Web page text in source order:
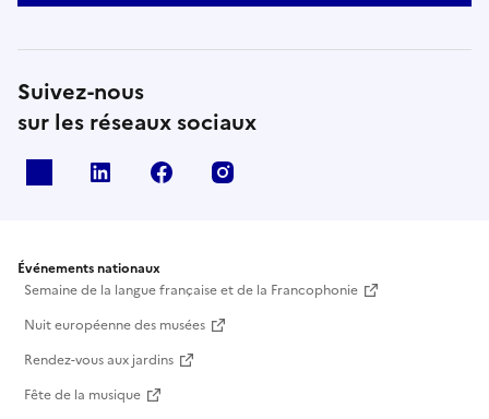
Suivez-nous
sur les réseaux sociaux
Linkedin Facebook
Événements nationaux
Semaine de la langue française et de la Francophonie
Nuit européenne des musées
Rendez-vous aux jardins
Fête de la musique